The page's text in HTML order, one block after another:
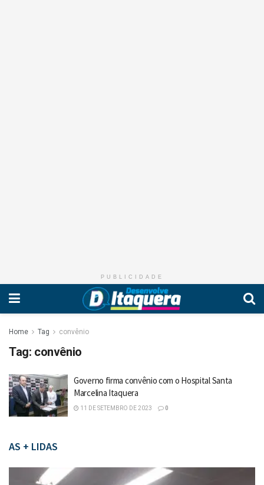
PUBLICIDADE
Home Tag convênio
Tag: convênio
Governo firma convênio com o Hospital Santa
Marcelina Itaquera
11 DE SETEMBRO DE 2023 0
AS + LIDAS